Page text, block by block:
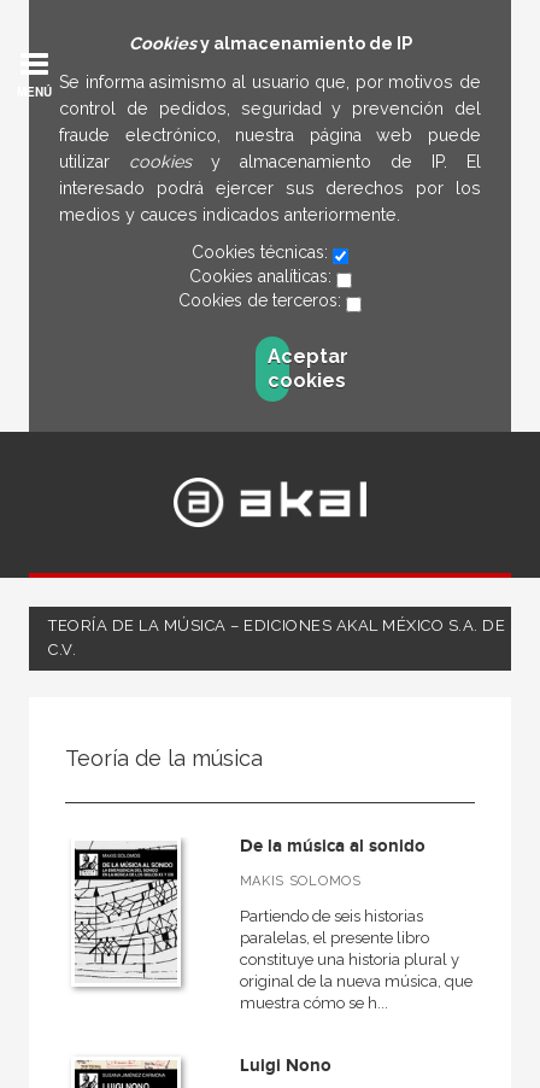
Cookiesy almacenamiento de IP
Se informa asimismo al usuario que, por motivos de
control de pedidos, seguridad y prevención del
fraude electrónico, nuestra página web puede
utilizar cookies y almacenamiento de IP. El
interesado podrá ejercer sus derechos por los
medios y cauces indicados anteriormente.
Cookies técnicas:
Cookies analíticas:
Cookies de terceros:
Aceptar
cookies
MENÚ
TEORÍA DE LA MÚSICA – EDICIONES AKAL MÉXICO S.A. DE
C.V.
Ciencias humanas y sociales
Música
Teoría de la música
MATERIAS
Teoría de la música
De la música al sonido
MAKIS SOLOMOS
Partiendo de seis historias
paralelas, el presente libro
constituye una historia plural y
original de la nueva música, que
muestra cómo se h...
Luigi Nono